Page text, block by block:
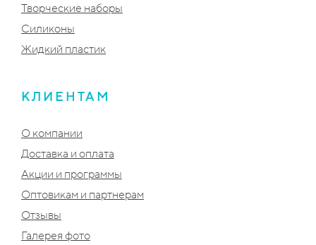
Творческие наборы
Силиконы
Жидкий пластик
КЛИЕНТАМ
О компании
Доставка и оплата
Акции и программы
Оптовикам и партнерам
Отзывы
Галерея фото